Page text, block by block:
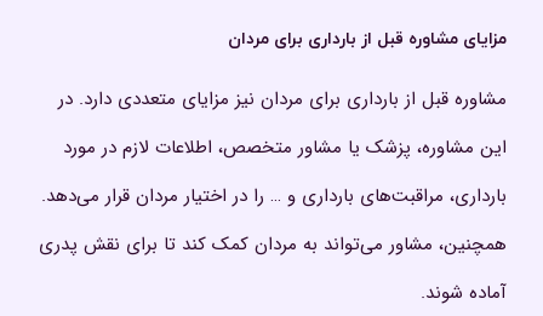
مزایای مشاوره قبل از بارداری برای مردان
مشاوره قبل از بارداری برای مردان نیز مزایای متعددی دارد. در
این مشاوره، پزشک یا مشاور متخصص، اطلاعات لازم در مورد
بارداری، مراقبت‌های بارداری و … را در اختیار مردان قرار می‌دهد.
همچنین، مشاور می‌تواند به مردان کمک کند تا برای نقش پدری
آماده شوند.